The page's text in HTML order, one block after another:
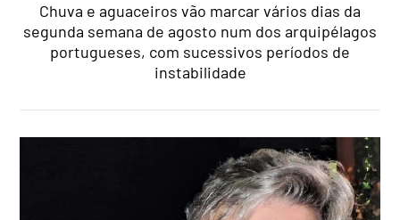
Chuva e aguaceiros vão marcar vários dias da
segunda semana de agosto num dos arquipélagos
portugueses, com sucessivos períodos de
instabilidade